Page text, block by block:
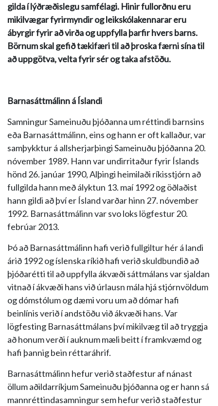
gilda í lýðræðislegu samfélagi. Hinir fullorðnu eru
mikilvægar fyrirmyndir og leikskólakennarar eru
ábyrgir fyrir að virða og uppfylla þarfir hvers barns.
Börnum skal gefið tækifæri til að þroska færni sína til
að uppgötva, velta fyrir sér og taka afstöðu.
Barnasáttmálinn á Íslandi
Samningur Sameinuðu þjóðanna um réttindi barnsins
eða Barnasáttmálinn, eins og hann er oft kallaður, var
samþykktur á allsherjarþingi Sameinuðu þjóðanna 20.
nóvember 1989. Hann var undirritaður fyrir Íslands
hönd 26. janúar 1990, Alþingi heimilaði ríkisstjórn að
fullgilda hann með ályktun 13. maí 1992 og öðlaðist
hann gildi að því er Ísland varðar hinn 27. nóvember
1992. Barnasáttmálinn var svo loks lögfestur 20.
febrúar 2013.
Þó að Barnasáttmálinn hafi verið fullgiltur hér á landi
árið 1992 og íslenska ríkið hafi verið skuldbundið að
þjóðarétti til að uppfylla ákvæði sáttmálans var sjaldan
vitnað í ákvæði hans við úrlausn mála hjá stjórnvöldum
og dómstólum og dæmi voru um að dómar hafi
beinlínis verið í andstöðu við ákvæði hans. Var
lögfesting Barnasáttmálans því mikilvæg til að tryggja
að honum verði í auknum mæli beitt í framkvæmd og
hafi þannig bein réttaráhrif.
Barnasáttmálinn hefur verið staðfestur af nánast
öllum aðildarríkjum Sameinuðu þjóðanna og er hann sá
mannréttindasamningur sem hefur verið staðfestur